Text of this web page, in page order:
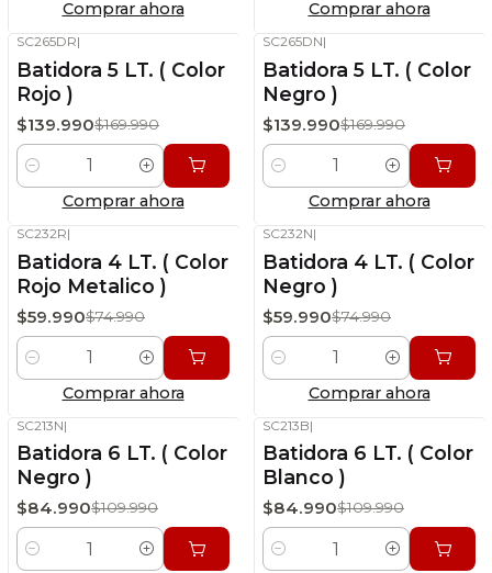
Comprar ahora
Comprar ahora
Stock disponible
SC265DR|
Batidora 5 LT. ( Color
Rojo )
$139.990$169.990
Cantidad
Comprar ahora
Stock disponible
SC265DN|
Batidora 5 LT. ( Color
Negro )
$139.990$169.990
Cantidad
Comprar ahora
OFF
Stock disponible
SC232R|
Batidora 4 LT. ( Color
Rojo Metalico )
$59.990$74.990
Cantidad
Comprar ahora
OFF
Stock disponible
SC232N|
Batidora 4 LT. ( Color
Negro )
$59.990$74.990
Cantidad
Comprar ahora
-23% OFF
Stock disponible
SC213N|
Batidora 6 LT. ( Color
Negro )
$84.990$109.990
Cantidad
-23% OFF
Stock disponible
SC213B|
Batidora 6 LT. ( Color
Blanco )
$84.990$109.990
Cantidad